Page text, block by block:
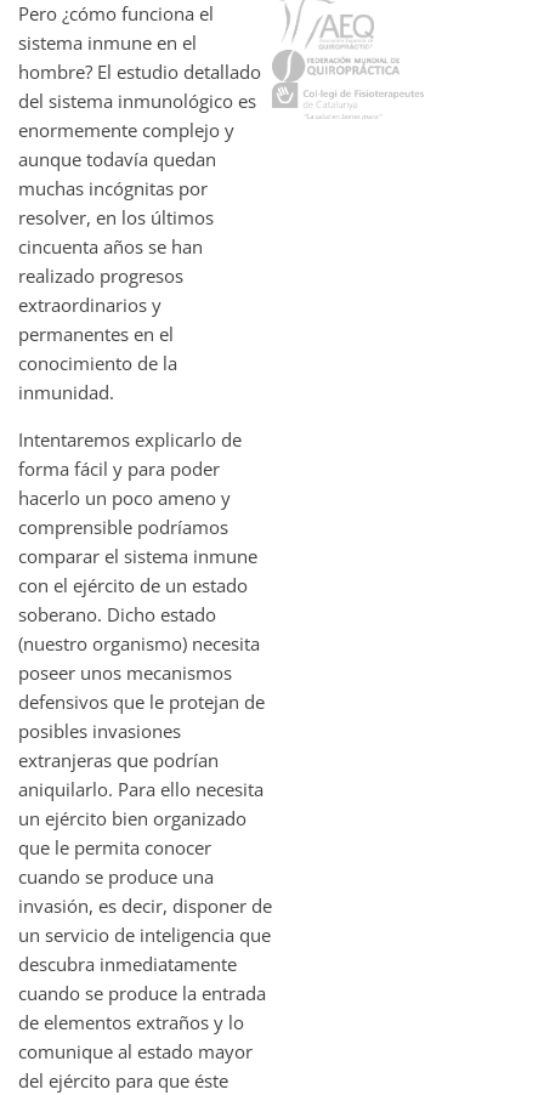
Pero ¿cómo funciona el
sistema inmune en el
hombre? El estudio detallado
del sistema inmunológico es
enormemente complejo y
aunque todavía quedan
muchas incógnitas por
resolver, en los últimos
cincuenta años se han
realizado progresos
extraordinarios y
permanentes en el
conocimiento de la
inmunidad.
Intentaremos explicarlo de
forma fácil y para poder
hacerlo un poco ameno y
comprensible podríamos
comparar el sistema inmune
con el ejército de un estado
soberano. Dicho estado
(nuestro organismo) necesita
poseer unos mecanismos
defensivos que le protejan de
posibles invasiones
extranjeras que podrían
aniquilarlo. Para ello necesita
un ejército bien organizado
que le permita conocer
cuando se produce una
invasión, es decir, disponer de
un servicio de inteligencia que
descubra inmediatamente
cuando se produce la entrada
de elementos extraños y lo
comunique al estado mayor
del ejército para que éste